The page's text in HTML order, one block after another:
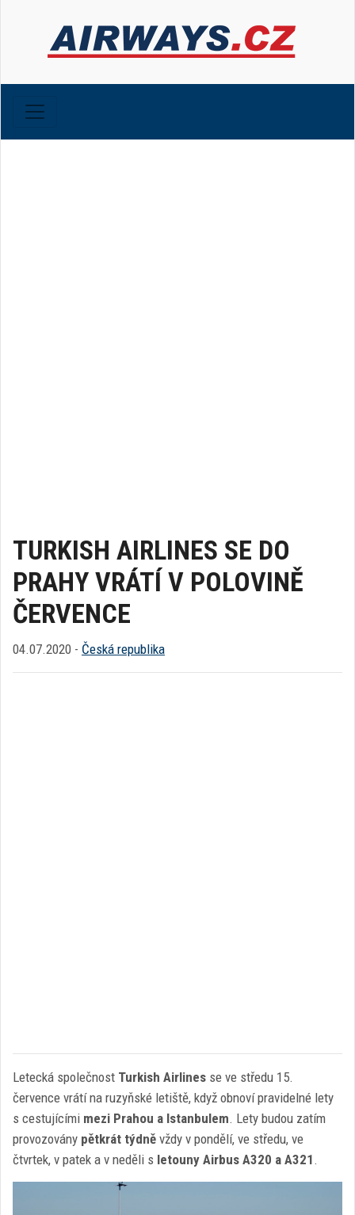
TURKISH AIRLINES SE DO
PRAHY VRÁTÍ V POLOVINĚ
ČERVENCE
04.07.2020 - Česká republika
Letecká společnost Turkish Airlines se ve středu 15.
července vrátí na ruzyňské letiště, když obnoví pravidelné lety
s cestujícími mezi Prahou a Istanbulem. Lety budou zatím
provozovány pětkrát týdně vždy v pondělí, ve středu, ve
čtvrtek, v patek a v neděli s letouny Airbus A320 a A321.